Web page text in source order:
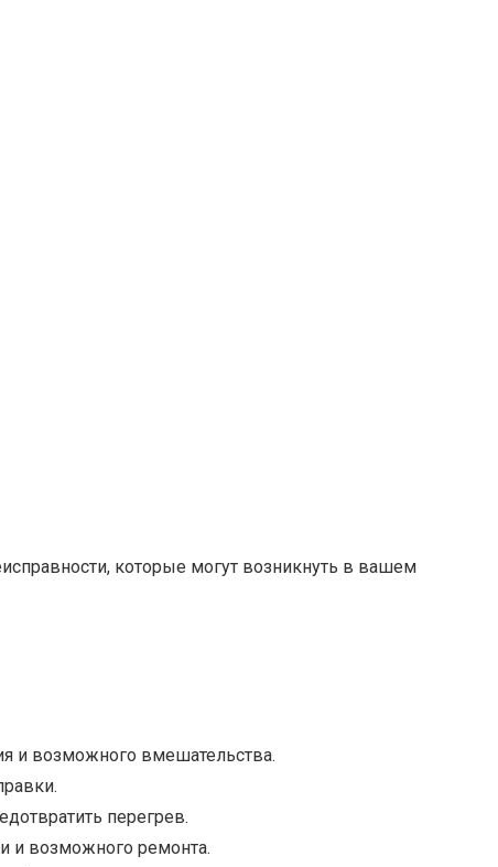
которые могут возникнуть в вашем
и возможного вмешательства.
перегрев.
и возможного ремонта.